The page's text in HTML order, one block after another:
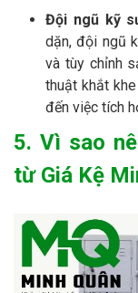
Đội ngũ kỹ
dặn, đội ngũ
và tùy chỉnh
thuật khắt
đến việc tích
5. Vì sao
từ Giá Kệ